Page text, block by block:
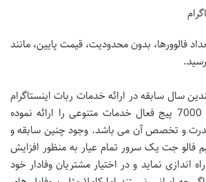
فالوورها، بدون محدودیت، قیمت پایین، مانند
سال سابقه در ارائه خدمات ربات اینستاگرام
می باشد و به پیش از 7000 پیج فعال خدمات متنوعی را ارائه نموده
و تخصص آن می باشد. وجود چنین سابقه و
جت یک سرور تمام عیار به منظور افزایش
اندازی نماید و در اختیار مشتریان وفادار خود